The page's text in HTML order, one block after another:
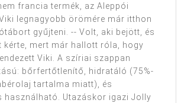
francia termék, az Aleppói
legnagyobb örömére már itthon
gyűjteni. -- Volt, aki bejött, és
kérte, mert már hallott róla, hogy
Viki. A szíriai szappan
bőrfertőtlenítő, hidratáló (75%-
tartalma miatt), és
használható. Utazáskor igazi Jolly